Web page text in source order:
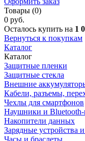
Товары (0)
0 руб.
Осталось купить на 1
Вернуться к покупкам
Каталог
Каталог
Защитные пленки
Защитные стекла
Внешние
Кабели, разъемы,
Чехлы для смартфонов
Наушники и Bluetooth-
Накопители данных
Зарядные устройства
Часы и браслеты